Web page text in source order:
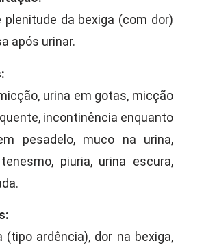
plenitude da bexiga (com dor)
após urinar.
urina em gotas, micção
incontinência enquanto
pesadelo, muco na urina,
piuria, urina escura,
(tipo ardência), dor na bexiga,